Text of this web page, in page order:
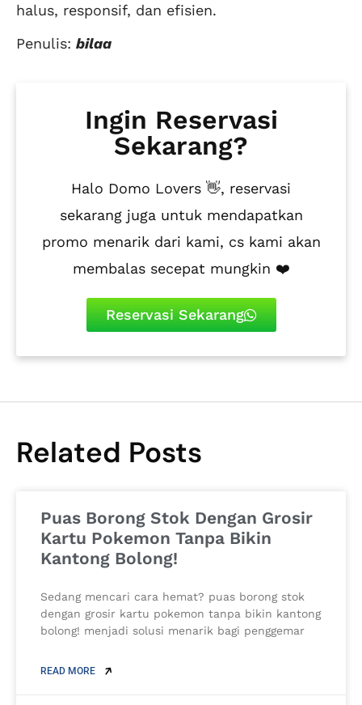
halus, responsif, dan efisien.
Penulis: bilaa
Ingin Reservasi
Sekarang?
Halo Domo Lovers 👋, reservasi
sekarang juga untuk mendapatkan
promo menarik dari kami, cs kami akan
membalas secepat mungkin ❤️
Reservasi Sekarang
Related Posts
Puas Borong Stok Dengan Grosir
Kartu Pokemon Tanpa Bikin
Kantong Bolong!
Sedang mencari cara hemat? puas borong stok
dengan grosir kartu pokemon tanpa bikin kantong
bolong! menjadi solusi menarik bagi penggemar
READ MORE